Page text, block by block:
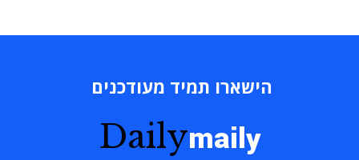
הישארו תמיד מעודכנים
Dailymaily